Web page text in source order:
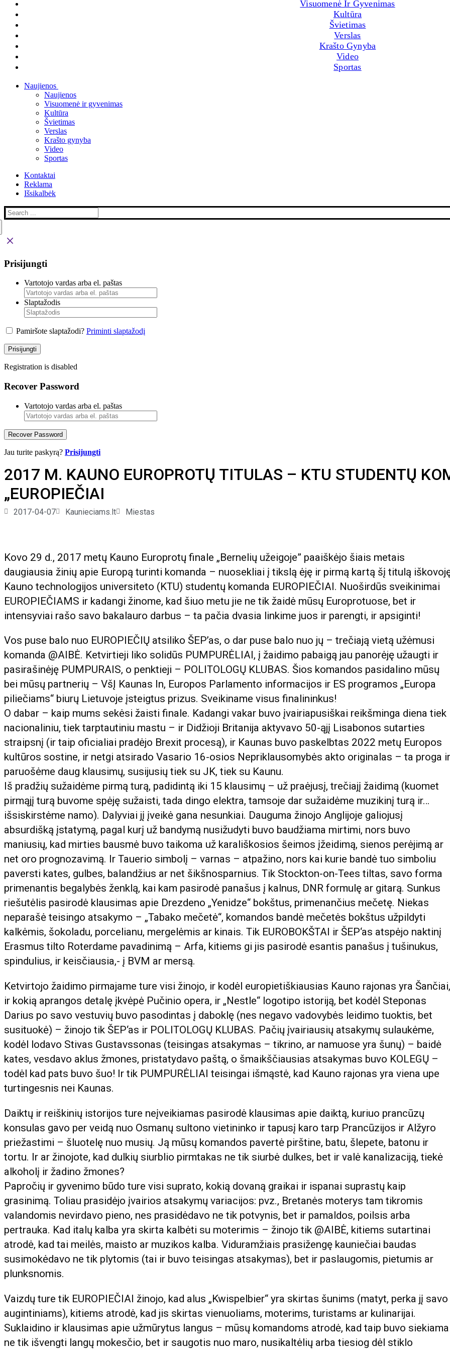
Visuomenė Ir Gyvenimas
Kultūra
Švietimas
Verslas
Krašto Gynyba
Video
Sportas
Naujienos
Naujienos
Visuomenė ir gyvenimas
Kultūra
Švietimas
Verslas
Krašto gynyba
Video
Sportas
Kontaktai
Reklama
Išsikalbėk
Prisijungti
Vartotojo vardas arba el. paštas
Slaptažodis
Pamiršote slaptažodi? Priminti slaptažodį
Prisijungti
Registration is disabled
Recover Password
Vartotojo vardas arba el. paštas
Recover Password
Jau turite paskyrą? Prisijungti
2017 M. KAUNO EUROPROTŲ TITULAS – KTU STUDENTŲ
„EUROPIEČIAI
2017-04-07 Kaunieciams.lt Miestas
Kovo 29 d., 2017 metų Kauno Europrotų finale „Bernelių užeigoje” paaiškėjo šiais metais
daugiausia žinių apie Europą turinti komanda – nuosekliai į tikslą ėję ir pirmą kartą šį titulą
Kauno technologijos universiteto (KTU) studentų komanda EUROPIEČIAI. Nuoširdūs sveikinimai
EUROPIEČIAMS ir kadangi žinome, kad šiuo metu jie ne tik žaidė mūsų Europrotuose, bet ir
intensyviai rašo savo bakalauro darbus – ta pačia dvasia linkime juos ir parengti, ir apsiginti!
Vos puse balo nuo EUROPIEČIŲ atsiliko ŠEP’as, o dar puse balo nuo jų – trečiają vietą užėmusi
komanda @AIBĖ. Ketvirtieji liko solidūs PUMPURĖLIAI, į žaidimo pabaigą jau panorėję užaugti ir
pasirašinėję PUMPURAIS, o penktieji – POLITOLOGŲ KLUBAS. Šios komandos pasidalino mūsų
bei mūsų partnerių – VšĮ Kaunas In, Europos Parlamento informacijos ir ES programos „Europa
piliečiams“ biurų Lietuvoje įsteigtus prizus. Sveikiname visus finalininkus!
O dabar – kaip mums sekėsi žaisti finale. Kadangi vakar buvo įvairiapusiškai reikšminga diena tiek
nacionaliniu, tiek tarptautiniu mastu – ir Didžioji Britanija aktyvavo 50-ąjį Lisabonos sutarties
straipsnį (ir taip oficialiai pradėjo Brexit procesą), ir Kaunas buvo paskelbtas 2022 metų Europos
kultūros sostine, ir netgi atsirado Vasario 16-osios Nepriklausomybės akto originalas – ta proga ir
paruošėme daug klausimų, susijusių tiek su JK, tiek su Kaunu.
Iš pradžių sužaidėme pirmą turą, padidintą iki 15 klausimų – už praėjusį, trečiajį žaidimą (kuomet
pirmąjį turą buvome spėję sužaisti, tada dingo elektra, tamsoje dar sužaidėme muzikinį turą ir…
išsiskirstėme namo). Dalyviai jį įveikė gana nesunkiai. Dauguma žinojo Anglijoje galiojusį
absurdišką įstatymą, pagal kurį už bandymą nusižudyti buvo baudžiama mirtimi, nors buvo
maniusių, kad mirties bausmė buvo taikoma už karališkosios šeimos įžeidimą, sienos perėjimą ar
net oro prognozavimą. Ir Tauerio simbolį – varnas – atpažino, nors kai kurie bandė tuo simboliu
paversti kates, gulbes, balandžius ar net šikšnosparnius. Tik Stockton-on-Tees tiltas, savo forma
primenantis begalybės ženklą, kai kam pasirodė panašus į kalnus, DNR formulę ar gitarą. Sunkus
riešutėlis pasirodė klausimas apie Drezdeno „Yenidze“ bokštus, primenančius mečetę. Niekas
neparašė teisingo atsakymo – „Tabako mečetė“, komandos bandė mečetės bokštus užpildyti
kalkėmis, šokoladu, porcelianu, mergelėmis ar kinais. Tik EUROBOKŠTAI ir ŠEP‘as atspėjo naktinį
Erasmus tilto Roterdame pavadinimą – Arfa, kitiems gi jis pasirodė esantis panašus į tušinukus,
spindulius, ir keisčiausia,- į BVM ar mersą.
Ketvirtojo žaidimo pirmajame ture visi žinojo, ir kodėl europietiškiausias Kauno rajonas yra Šančiai,
ir kokią aprangos detalę įkvėpė Pučinio opera, ir „Nestle“ logotipo istoriją, bet kodėl Steponas
Darius po savo vestuvių buvo pasodintas į daboklę (nes negavo vadovybės leidimo tuoktis, bet
susituokė) – žinojo tik ŠEP‘as ir POLITOLOGŲ KLUBAS. Pačių įvairiausių atsakymų sulaukėme,
kodėl lodavo Stivas Gustavssonas (teisingas atsakymas – tikrino, ar namuose yra šunų) – baidė
kates, vesdavo aklus žmones, pristatydavo paštą, o šmaikščiausias atsakymas buvo KOLEGŲ –
todėl kad pats buvo šuo! Ir tik PUMPURĖLIAI teisingai išmąstė, kad Kauno rajonas yra viena upe
turtingesnis nei Kaunas.
Daiktų ir reiškinių istorijos ture neįveikiamas pasirodė klausimas apie daiktą, kuriuo prancūzų
konsulas gavo per veidą nuo Osmanų sultono vietininko ir tapusį karo tarp Prancūzijos ir Alžyro
priežastimi – šluotelę nuo musių. Ją mūsų komandos pavertė pirštine, batu, šlepete, batonu ir
tortu. Ir ar žinojote, kad dulkių siurblio pirmtakas ne tik siurbė dulkes, bet ir valė kanalizaciją, tiekė
alkoholį ir žadino žmones?
Papročių ir gyvenimo būdo ture visi suprato, kokią dovaną graikai ir ispanai suprastų kaip
grasinimą. Toliau prasidėjo įvairios atsakymų variacijos: pvz., Bretanės moterys tam tikromis
valandomis nevirdavo pieno, nes prasidėdavo ne tik potvynis, bet ir pamaldos, poilsis arba
pertrauka. Kad italų kalba yra skirta kalbėti su moterimis – žinojo tik @AIBĖ, kitiems sutartinai
atrodė, kad tai meilės, maisto ar muzikos kalba. Viduramžiais prasižengę kauniečiai baudas
susimokėdavo ne tik plytomis (tai ir buvo teisingas atsakymas), bet ir paslaugomis, pietumis ar
plunksnomis.
Vaizdų ture tik EUROPIEČIAI žinojo, kad alus „Kwispelbier“ yra skirtas šunims (matyt, perka jį savo
augintiniams), kitiems atrodė, kad jis skirtas vienuoliams, moterims, turistams ar kulinarijai.
Suklaidino ir klausimas apie užmūrytus langus – mūsų komandoms atrodė, kad taip buvo siekiama
ne tik išvengti langų mokesčio, bet ir saugotis nuo maro, nusikaltėlių arba tiesiog dėl stiklo